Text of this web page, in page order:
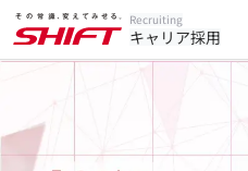
Recruiting
キャリア採用